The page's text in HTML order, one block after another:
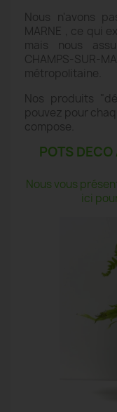
Nous n'avons
MARNE , ce qui
mais nous
CHAMPS-SUR-
métropolitaine.
Nos produits
pouvez pour
compose.
POTS
Nous vous
ici